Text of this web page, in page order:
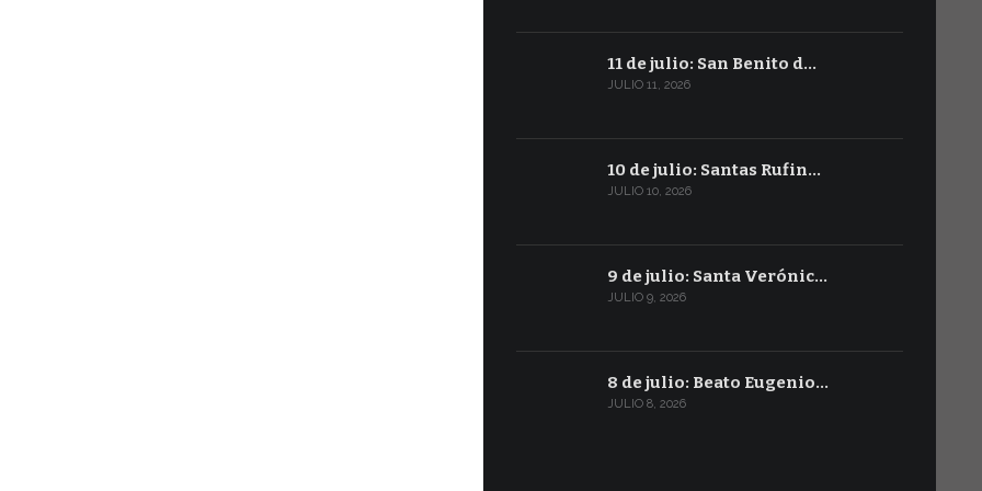
11 de julio: San Benito d…
JULIO 11, 2026
10 de julio: Santas Rufin…
JULIO 10, 2026
9 de julio: Santa Verónic…
JULIO 9, 2026
8 de julio: Beato Eugenio…
JULIO 8, 2026